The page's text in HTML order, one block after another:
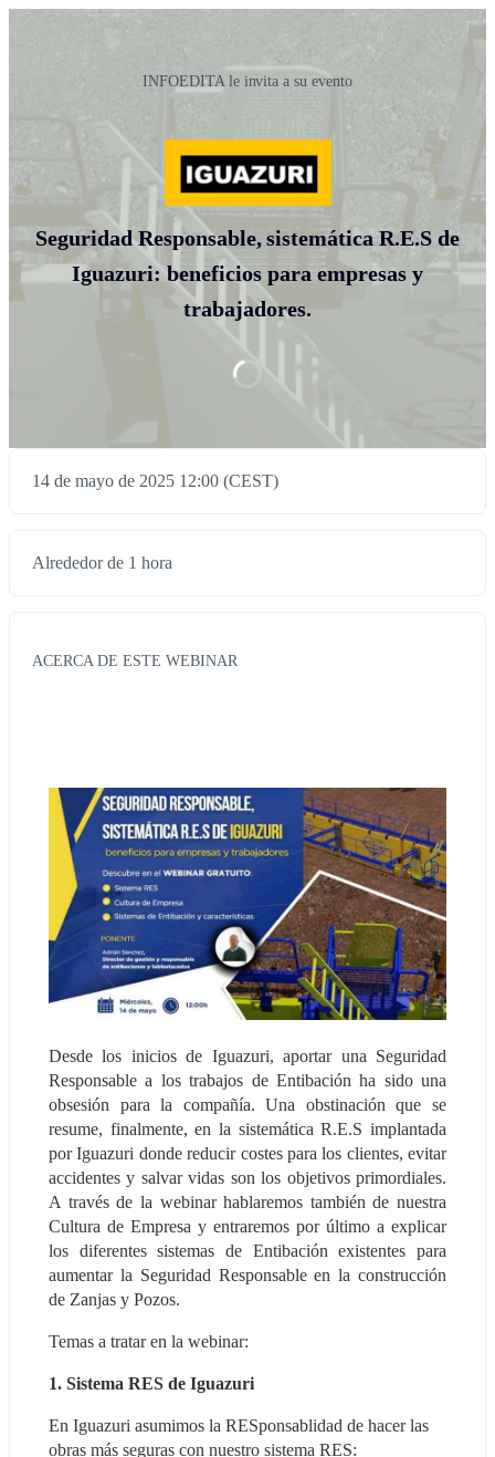
INFOEDITA le invita a su evento
Seguridad Responsable, sistemática R.E.S de
Iguazuri: beneficios para empresas y
trabajadores.
14 de mayo de 2025 12:00 (CEST)
Alrededor de 1 hora
ACERCA DE ESTE WEBINAR
Desde los inicios de Iguazuri, aportar una Seguridad
Responsable a los trabajos de Entibación ha sido una
obsesión para la compañía. Una obstinación que se
resume, finalmente, en la sistemática R.E.S implantada
por Iguazuri donde reducir costes para los clientes, evitar
accidentes y salvar vidas son los objetivos primordiales.
A través de la webinar hablaremos también de nuestra
Cultura de Empresa y entraremos por último a explicar
los diferentes sistemas de Entibación existentes para
aumentar la Seguridad Responsable en la construcción
de Zanjas y Pozos.
Temas a tratar en la webinar:
1. Sistema RES de Iguazuri
En Iguazuri asumimos la RESponsablidad de hacer las
obras más seguras con nuestro sistema RES: